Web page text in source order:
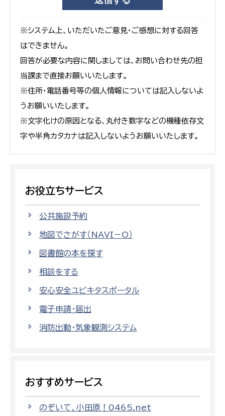
※システム上、いただいたご意見・ご感想に対する回答
はできません。
回答が必要な内容に関しましては、お問い合わせ先の担
当課まで直接お願いいたします。
※住所・電話番号等の個人情報については記入しないよ
うお願いいたします。
※文字化けの原因となる、丸付き数字などの機種依存文
字や半角カタカナは記入しないようお願いいたします。
お役立ちサービス
公共施設予約
地図でさがす（NAVI－O）
図書館の本を探す
相談をする
安心安全ユビキタスポータル
電子申請・届出
消防出動・気象観測システム
おすすめサービス
のぞいて、小田原！0465.net